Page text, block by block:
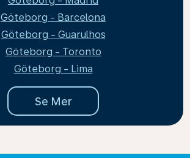
Göteborg - Barcelona
Göteborg - Guarulhos
Göteborg - Toronto
Göteborg - Lima
Se Mer